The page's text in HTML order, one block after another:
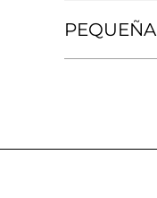
PEQUEÑA